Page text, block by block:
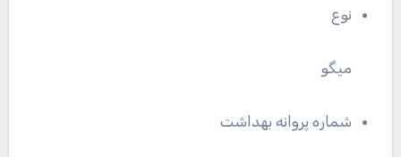
نوع
میگو
شماره پروانه بهداشت